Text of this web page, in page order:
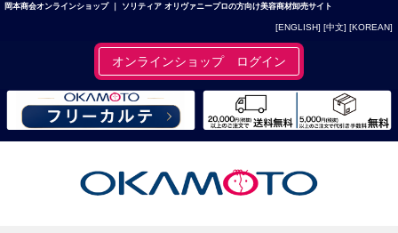
岡本商会オンラインショップ ｜ ソリティア オリヴァニープロの方向け美容商材卸売サイト
[ENGLISH] [中文] [KOREAN]
オンラインショップ ログイン